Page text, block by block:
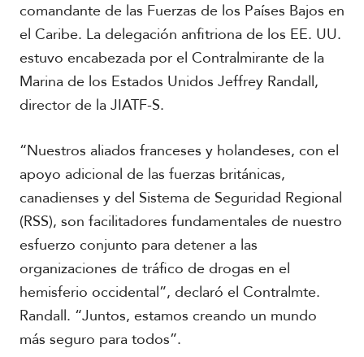
R
p
o
r
t
a
j
e
s
p
c
i
F
o
t
o
s
comandante de las Fuerzas de los Países Bajos en
el Caribe. La delegación anfitriona de los EE. UU.
estuvo encabezada por el Contralmirante de la
Marina de los Estados Unidos Jeffrey Randall,
director de la JIATF-S.
“Nuestros aliados franceses y holandeses, con el
apoyo adicional de las fuerzas británicas,
canadienses y del Sistema de Seguridad Regional
(RSS), son facilitadores fundamentales de nuestro
esfuerzo conjunto para detener a las
organizaciones de tráfico de drogas en el
hemisferio occidental”, declaró el Contralmte.
Randall. “Juntos, estamos creando un mundo
más seguro para todos”.